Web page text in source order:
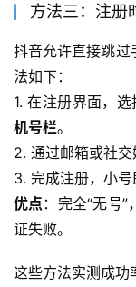
方法三：注册
抖音允许直接跳过
法如下：
1. 在注册界面，选
机号栏。
2. 通过邮箱或社交
3. 完成注册，小号
优点 ：完全“无号
证失败。
这些方法实测成功